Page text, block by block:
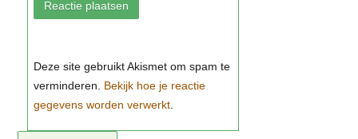
Bekijk hoe je reactie
gegevens worden verwerkt